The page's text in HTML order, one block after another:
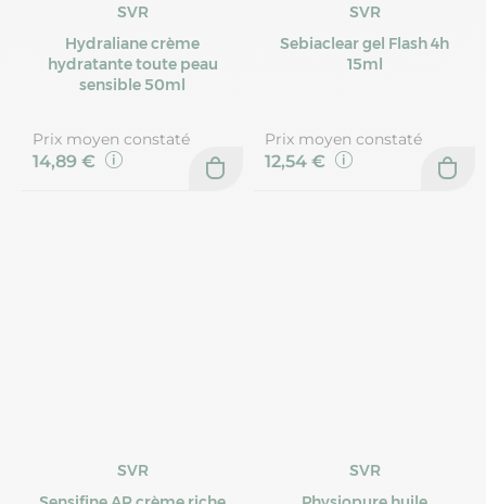
SVR
Hydraliane crème
hydratante toute peau
sensible 50ml
Prix moyen constaté
14,89 €
SVR
Sebiaclear gel Flash 4h
15ml
Prix moyen constaté
12,54 €
SVR
SVR